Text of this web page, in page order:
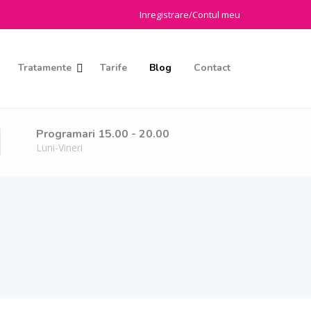
Inregistrare/Contul meu
Tratamente Tarife Blog Contact
Programari 15.00 - 20.00
Luni-Vineri